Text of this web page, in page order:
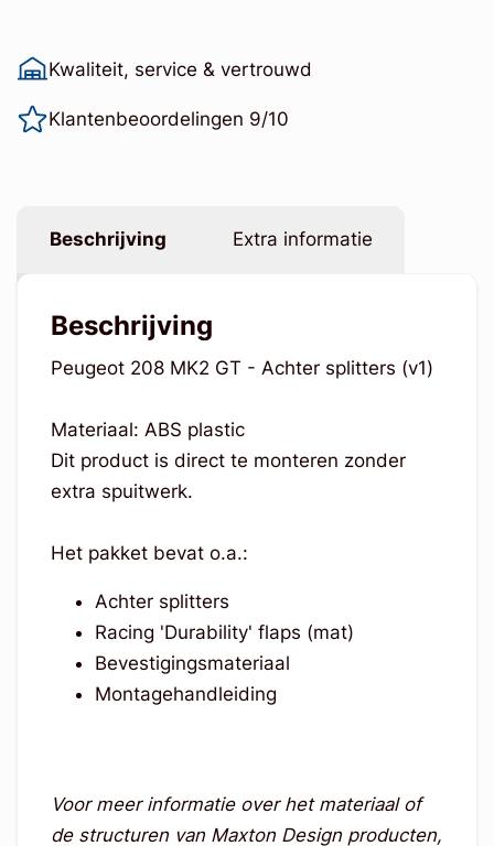
Kwaliteit, service & vertrouwd
Klantenbeoordelingen 9/10
Beschrijving Extra informatie
Beschrijving
Peugeot 208 MK2 GT - Achter splitters (v1)
Materiaal: ABS plastic
Dit product is direct te monteren zonder
extra spuitwerk.
Het pakket bevat o.a.:
Achter splitters
Racing 'Durability' flaps (mat)
Bevestigingsmateriaal
Montagehandleiding
Voor meer informatie over het materiaal of
de structuren van Maxton Design producten,